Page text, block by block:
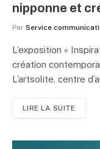
nipponne et
Par Service
L’exposition «
création
L’artsolite, centre
LIRE LA SUITE